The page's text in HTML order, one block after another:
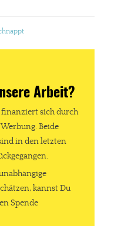
Arbeit?
finanziert sich durch
Beide
in den letzten
kannst Du
Spende